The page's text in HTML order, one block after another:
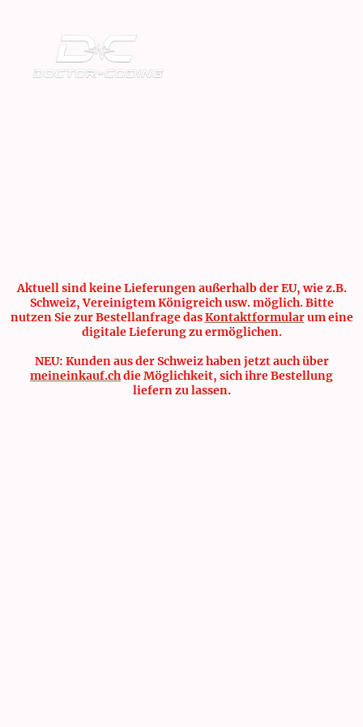
Aktuell sind keine Lieferungen außerhalb der EU, wie z.B.
Schweiz, Vereinigtem Königreich usw. möglich. Bitte
nutzen Sie zur Bestellanfrage dasKontaktformularum eine
digitale Lieferung zu ermöglichen.
NEU: Kunden aus der Schweiz haben jetzt auch über
meineinkauf.chdie Möglichkeit, sich ihre Bestellung
liefern zu lassen.